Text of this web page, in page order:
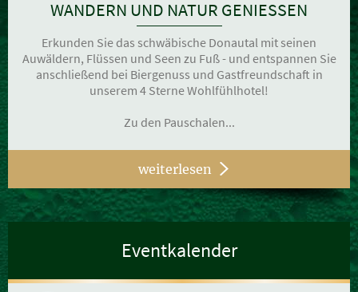
WANDERN UND NATUR GENIESSEN
Erkunden Sie das schwäbische Donautal mit seinen
Auwäldern, Flüssen und Seen zu Fuß - und entspannen Sie
anschließend bei Biergenuss und Gastfreundschaft in
unserem 4 Sterne Wohlfühlhotel!
Zu den Pauschalen...
weiterlesen
Eventkalender